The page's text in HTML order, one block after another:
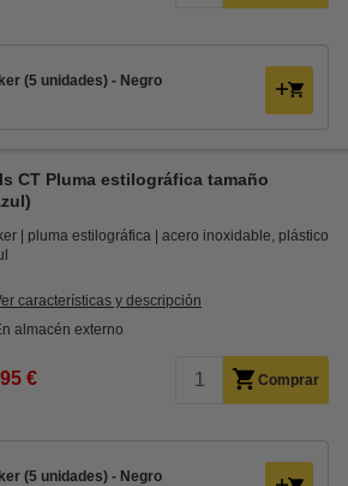
(5 unidades) - Negro
CT Pluma estilográfica tamaño
pluma estilográfica
acero inoxidable, plástico
características y descripción
almacén externo
€ Comprar
(5 unidades) - Negro